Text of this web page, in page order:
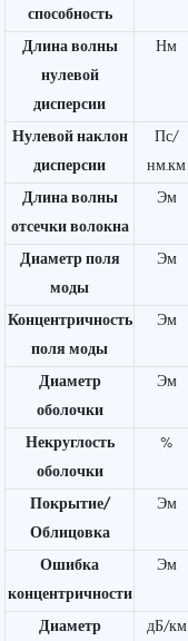
способность
Длина волны
нулевой
дисперсии
Нм
Нулевой наклон
дисперсии
Пс/
нм.км
Длина волны
отсечки волокна
Эм
Диаметр поля
моды
Эм
Концентричность
поля моды
Эм
Диаметр
оболочки
Эм
Некруглость
оболочки
%
Покрытие/
Облицовка
Эм
Ошибка
концентричности
Эм
Диаметр
дБ/км